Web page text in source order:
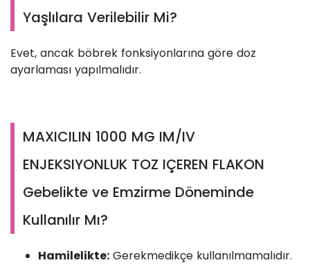
Yaşlılara Verilebilir Mi?
Evet, ancak böbrek fonksiyonlarına göre doz
ayarlaması yapılmalıdır.
MAXICILIN 1000 MG IM/IV
ENJEKSIYONLUK TOZ IÇEREN FLAKON
Gebelikte ve Emzirme Döneminde
Kullanılır Mı?
Hamilelikte: Gerekmedikçe kullanılmamalıdır.